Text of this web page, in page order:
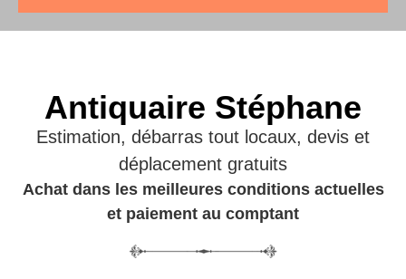
Antiquaire Stéphane
Estimation, débarras tout locaux, devis et
déplacement gratuits
Achat dans les meilleures conditions actuelles
et paiement au comptant